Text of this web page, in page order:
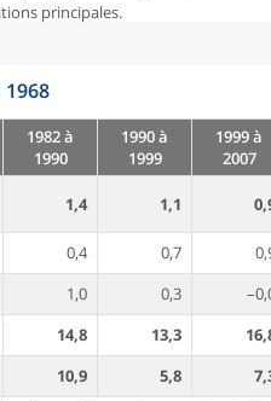
principales.
1982 à
1990
1990 à
1999
1999 à
2007
1,4 1,1
0,4 0,7
1,0 0,3
14,8 13,3
10,9 5,8